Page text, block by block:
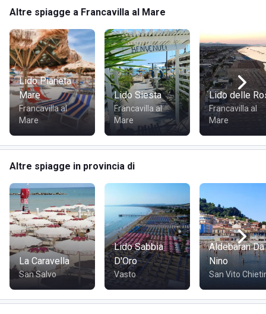
La Bussola si trova in Via Gorizia SNC a Francavilla al Mare,
un'incantevole località della costa adriatica in provincia di
Chieti. Il lido è situato proprio sul lungomare, in una zona
famosa per le sue spiagge ben curate e il mare cristallino,
ideale per chi desidera trascorrere giornate rilassanti con la
famiglia o gli amici.
COME RAGGIUNGERE LA BUSSOLA
Puoi raggiungere facilmente La Bussola in auto, trovandosi
ad una breve distanza dal centro di Francavilla al Mare. Per
chi arriva da fuori città, l'accesso è agevolato dalla
vicinanza dell'autostrada A14. Inoltre, ci sono diverse
opzioni di parcheggio nelle vicinanze, che facilitano
l'accesso al lido per coloro che scelgono di viaggiare in
macchina.
Altre spiagge a Francavilla al Mare
Lido Pianeta
Mare
Francavilla al
Mare
Lido Siesta
Francavilla al
Mare
Lido delle
Francavilla al
Mare
Altre spiagge in provincia di
La Caravella
San Salvo
Lido Sabbia
D'Oro
Vasto
Aldebaran Da
Nino
San Vito